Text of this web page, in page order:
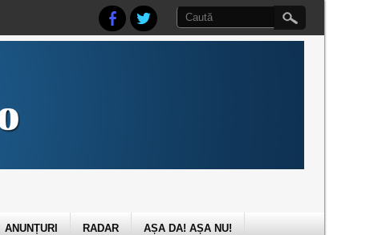
ANUNȚURI RADAR AȘA DA! AȘA NU!